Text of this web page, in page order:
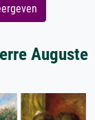
Auguste